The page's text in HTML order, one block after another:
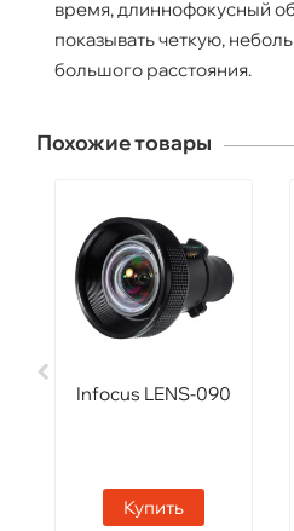
время, длиннофокусный
показывать четкую,
большого расстояния.
Похожие товары
Infocus LENS-090
Купить